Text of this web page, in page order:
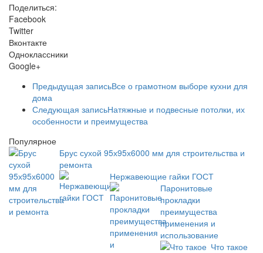
Поделиться:
Facebook
Twitter
Вконтакте
Одноклассники
Google+
Предыдущая записьВсе о грамотном выборе кухни для
дома
Следующая записьНатяжные и подвесные потолки, их
особенности и преимущества
Популярное
Брус сухой 95х95х6000 мм для строительства и
ремонта
Нержавеющие гайки ГОСТ
Паронитовые
прокладки
преимущества
применения и
использование
Что такое